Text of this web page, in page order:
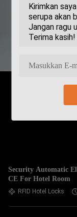
Security Automatic
CE For Hotel Room
RFID Hotel Locks